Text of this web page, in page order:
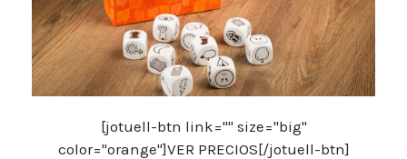
[jotuell-btn link="" size="big"
color="orange"]VER PRECIOS[/jotuell-btn]